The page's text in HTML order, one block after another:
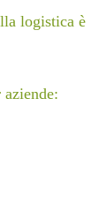
logistica è